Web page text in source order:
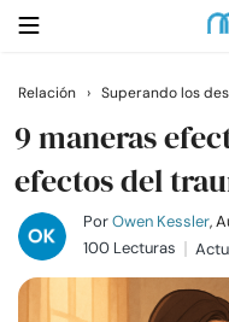
Buscar
Casarse
Relaciones
Relación › Superando los
9 maneras
efectos del
PorOwen Kessler,
100 Lecturas